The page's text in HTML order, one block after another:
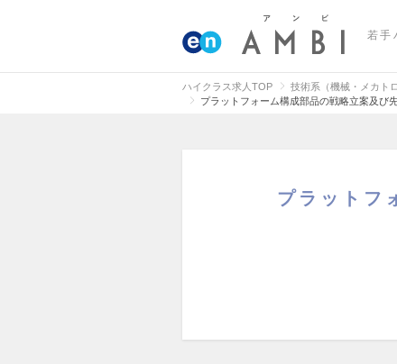
若手
ハイクラス求人TOP 技術系（機械・メカト
プラットフォーム構成部品の戦略立案及
プラットフ